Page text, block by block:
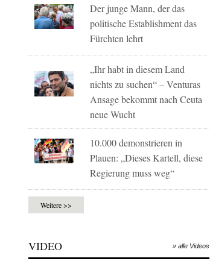
Der junge Mann, der das
politische Establishment das
Fürchten lehrt
„Ihr habt in diesem Land
nichts zu suchen“ – Venturas
Ansage bekommt nach Ceuta
neue Wucht
10.000 demonstrieren in
Plauen: „Dieses Kartell, diese
Regierung muss weg“
Weitere >>
VIDEO » alle Videos